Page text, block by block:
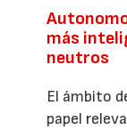
más
neutros
El ámbito
papel